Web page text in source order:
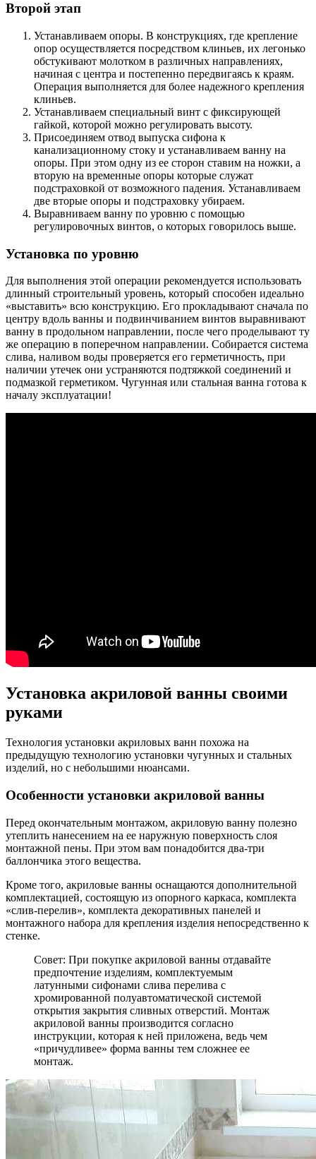
Второй этап
Устанавливаем опоры. В конструкциях, где крепление
опор осуществляется посредством клиньев, их легонько
обстукивают молотком в различных направлениях,
начиная с центра и постепенно передвигаясь к краям.
Операция выполняется для более надежного крепления
клиньев.
Устанавливаем специальный винт с фиксирующей
гайкой, которой можно регулировать высоту.
Присоединяем отвод выпуска сифона к
канализационному стоку и устанавливаем ванну на
опоры. При этом одну из ее сторон ставим на ножки, а
вторую на временные опоры которые служат
подстраховкой от возможного падения. Устанавливаем
две вторые опоры и подстраховку убираем.
Выравниваем ванну по уровню с помощью
регулировочных винтов, о которых говорилось выше.
Установка по уровню
Для выполнения этой операции рекомендуется использовать
длинный строительный уровень, который способен идеально
«выставить» всю конструкцию. Его прокладывают сначала по
центру вдоль ванны и подвинчиванием винтов выравнивают
ванну в продольном направлении, после чего проделывают ту
же операцию в поперечном направлении. Собирается система
слива, наливом воды проверяется его герметичность, при
наличии утечек они устраняются подтяжкой соединений и
подмазкой герметиком. Чугунная или стальная ванна готова к
началу эксплуатации!
Установка акриловой ванны своими
руками
Технология установки акриловых ванн похожа на
предыдущую технологию установки чугунных и стальных
изделий, но с небольшими нюансами.
Особенности установки акриловой ванны
Перед окончательным монтажом, акриловую ванну полезно
утеплить нанесением на ее наружную поверхность слоя
монтажной пены. При этом вам понадобится два-три
баллончика этого вещества.
Кроме того, акриловые ванны оснащаются дополнительной
комплектацией, состоящую из опорного каркаса, комплекта
«слив-перелив», комплекта декоративных панелей и
монтажного набора для крепления изделия непосредственно к
стенке.
Совет: При покупке акриловой ванны отдавайте
предпочтение изделиям, комплектуемым
латунными сифонами слива перелива с
хромированной полуавтоматической системой
открытия закрытия сливных отверстий. Монтаж
акриловой ванны производится согласно
инструкции, которая к ней приложена, ведь чем
«причудливее» форма ванны тем сложнее ее
монтаж.